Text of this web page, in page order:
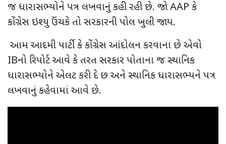
જ ધારાસભ્યોને પત્ર લખવાનું કહી રહી છે. જોAAP કે
કોંગ્રેસ ઇશ્યુ ઉંચકે તો સરકારની પોલ ખુલી જાય.
આમ આદમી પાર્ટી કે કોંગ્રેસ આંદોલન કરવાના છે એવો
IBનો રિપોર્ટ આવે કે તરત સરકાર પોતાના જ સ્થાનિક
ધારાસભ્યોને એલટ કરી દે છ અને સ્થાનિક ધારાસભ્યને પત્ર
લખવાનું કહેવામાં આવે છે.